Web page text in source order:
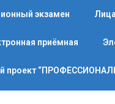
экзамен
приёмная
проект